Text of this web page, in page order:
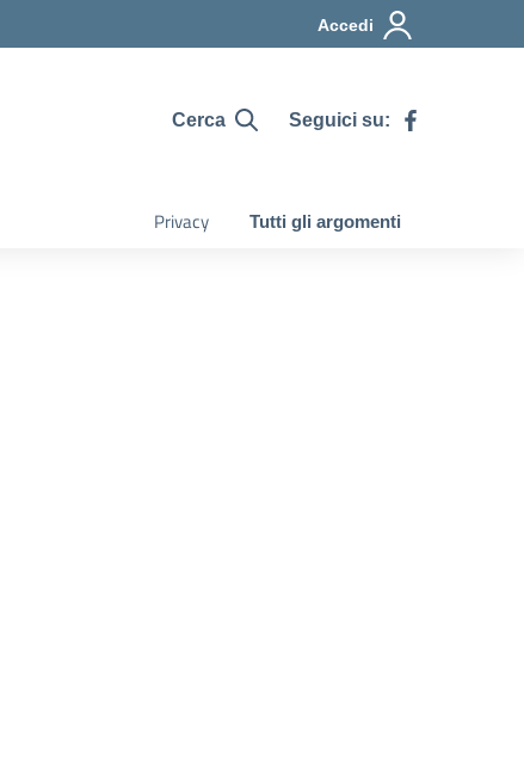
Accedi
Cerca Seguici su:
Privacy Tutti gli argomenti